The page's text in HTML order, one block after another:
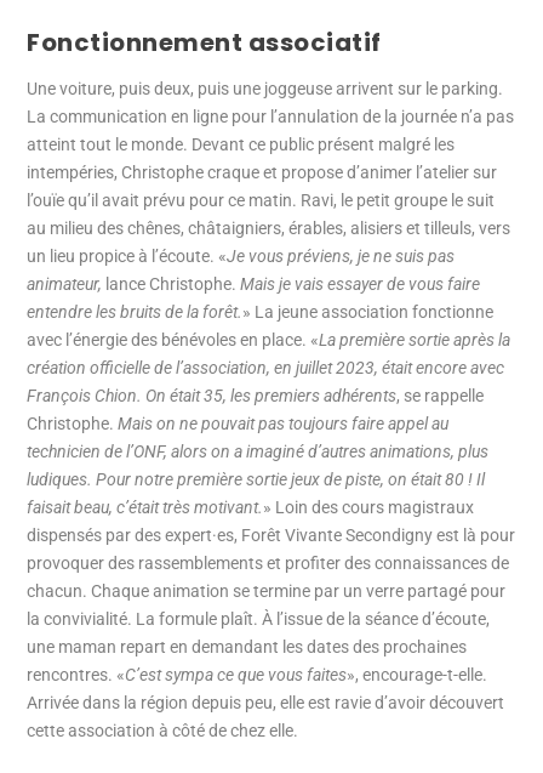
Fonctionnement associatif
Une voiture, puis deux, puis une joggeuse arrivent sur le parking.
La communication en ligne pour l’annulation de la journée n’a pas
atteint tout le monde. Devant ce public présent malgré les
intempéries, Christophe craque et propose d’animer l’atelier sur
l’ouïe qu’il avait prévu pour ce matin. Ravi, le petit groupe le suit
au milieu des chênes, châtaigniers, érables, alisiers et tilleuls, vers
un lieu propice à l’écoute. «Je vous préviens, je ne suis pas
animateur, lance Christophe. Mais je vais essayer de vous faire
entendre les bruits de la forêt.» La jeune association fonctionne
avec l’énergie des bénévoles en place. «La première sortie après la
création officielle de l’association, en juillet 2023, était encore avec
François Chion. On était 35, les premiers adhérents, se rappelle
Christophe.Mais on ne pouvait pas toujours faire appel au
technicien de l’ONF, alors on a imaginé d’autres animations, plus
ludiques. Pour notre première sortie jeux de piste, on était 80 ! Il
faisait beau, c’était très motivant.» Loin des cours magistraux
dispensés par des expert·es, Forêt Vivante Secondigny est là pour
provoquer des rassemblements et profiter des connaissances de
chacun. Chaque animation se termine par un verre partagé pour
la convivialité. La formule plaît. À l’issue de la séance d’écoute,
une maman repart en demandant les dates des prochaines
rencontres. «C’est sympa ce que vous faites», encourage-t-elle.
Arrivée dans la région depuis peu, elle est ravie d’avoir découvert
cette association à côté de chez elle.